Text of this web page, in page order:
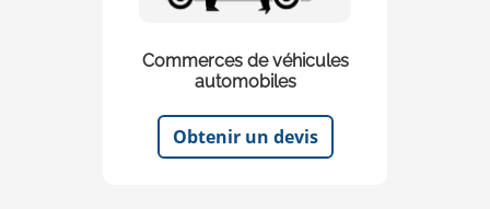
Commerces de véhicules
automobiles
Obtenir un devis